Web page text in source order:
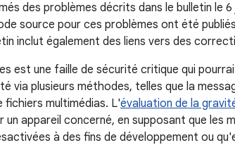
des problèmes décrits dans le bulletin le
source pour ces problèmes ont été
inclut également des liens vers des
est une faille de sécurité critique qui
via plusieurs méthodes, telles que la
fichiers multimédias. L'évaluation de la
appareil concerné, en supposant que les
à des fins de développement ou